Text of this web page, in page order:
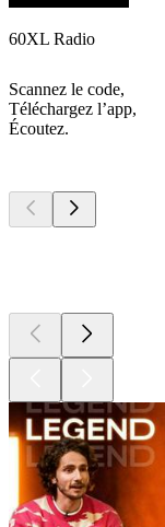
60XL Radio
Scannez le code,
Téléchargez l’app,
Écoutez.